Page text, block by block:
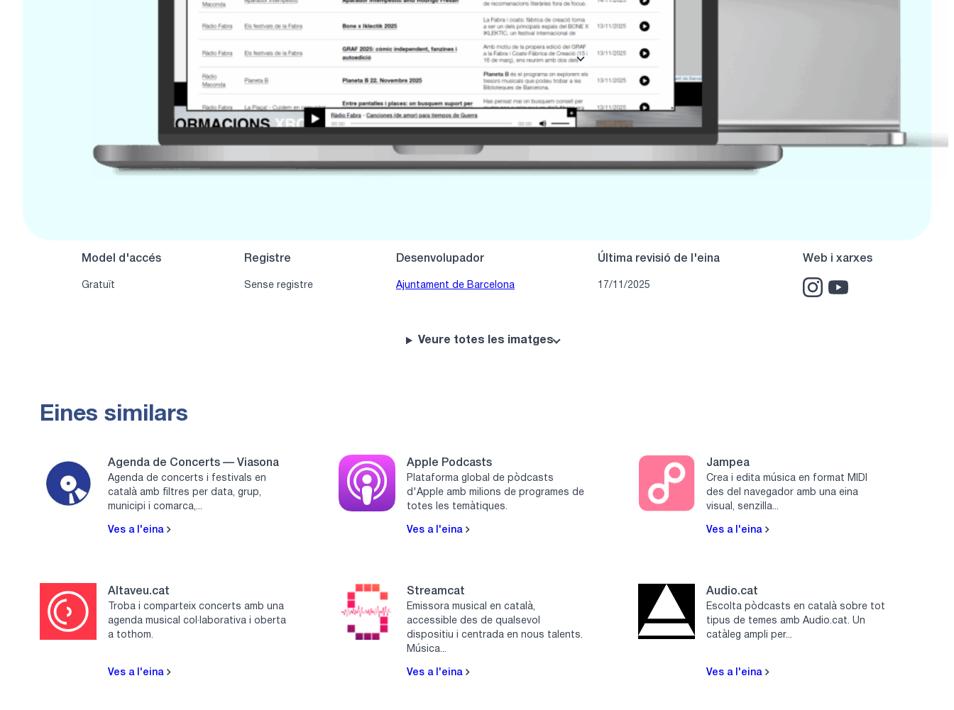
i produir continguts radiofònics.
Ideal per a:
Ves a l'eina
Model d'accés
Gratuït
Registre
Sense registre
Desenvolupador
Ajuntament de Barcelona
Última revisió de l'eina
17/11/2025
Web i xarxes
Veure totes les imatges
Eines similars
Agenda de Concerts — Viasona
Agenda de concerts i festivals en
català amb filtres per data, grup,
municipi i comarca,...
Ves a l'eina
Apple Podcasts
Plataforma global de pòdcasts
d'Apple amb milions de programes de
totes les temàtiques.
Ves a l'eina
Jampea
Crea i edita música en format MIDI
des del navegador amb una eina
visual, senzilla...
Ves a l'eina
Altaveu.cat
Troba i comparteix concerts amb una
agenda musical col·laborativa i oberta
a tothom.
Ves a l'eina
Streamcat
Emissora musical en català,
accessible des de qualsevol
dispositiu i centrada en nous talents.
Música...
Ves a l'eina
Audio.cat
Escolta pòdcasts en català sobre tot
tipus de temes amb Audio.cat. Un
catàleg ampli per...
Ves a l'eina